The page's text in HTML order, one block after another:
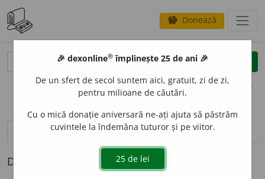
savings Donează
clear
opțiuni
definiții (1)
Definiția cu ID-ul 920070:
🎉 dexonline® împlinește 25 de ani 🎉
De un sfert de secol suntem aici, gratuit, zi de zi,
pentru milioane de căutări.
Cu o mică donație aniversară ne-ați ajuta să păstrăm
cuvintele la îndemâna tuturor și pe viitor.